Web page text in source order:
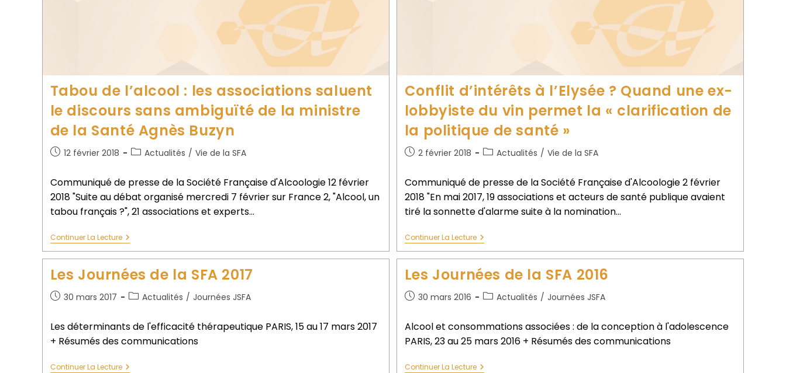
Tabou de l’alcool : les associations saluent
le discours sans ambiguïté de la ministre
de la Santé Agnès Buzyn
12 février 2018 Actualités / Vie de la SFA
Communiqué de presse de la Société Française d'Alcoologie 12 février
2018 "Suite au débat organisé mercredi 7 février sur France 2, "Alcool, un
tabou français ?", 21 associations et experts…
Continuer La Lecture
Conflit d’intérêts à l’Elysée ? Quand une ex-
lobbyiste du vin permet la « clarification de
la politique de santé »
2 février 2018 Actualités / Vie de la SFA
Communiqué de presse de la Société Française d'Alcoologie 2 février
2018 "En mai 2017, 19 associations et acteurs de santé publique avaient
tiré la sonnette d'alarme suite à la nomination…
Continuer La Lecture
Les Journées de la SFA 2017
30 mars 2017 Actualités / Journées JSFA
Les déterminants de l'efficacité thérapeutique PARIS, 15 au 17 mars 2017
+ Résumés des communications
Continuer La Lecture
Les Journées de la SFA 2016
30 mars 2016 Actualités / Journées JSFA
Alcool et consommations associées : de la conception à l'adolescence
PARIS, 23 au 25 mars 2016 + Résumés des communications
Continuer La Lecture